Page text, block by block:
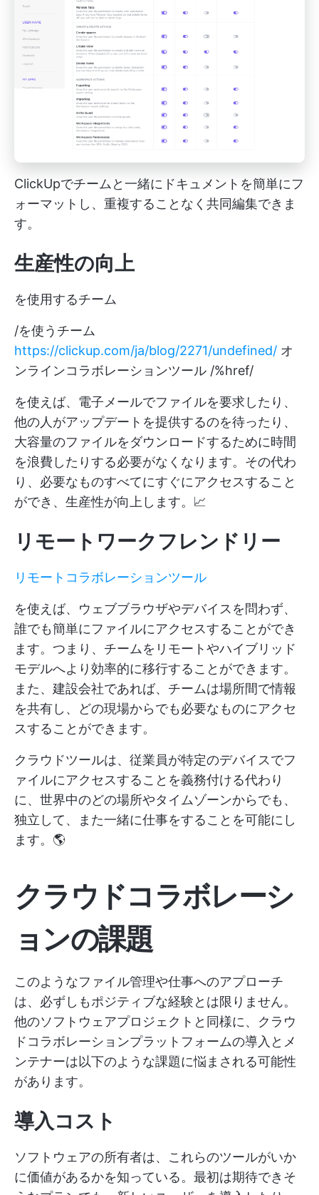
ClickUpでチームと一緒にドキュメントを簡単にフ
ォーマットし、重複することなく共同編集できま
す。
生産性の向上
を使用するチーム
/を使うチーム
https://clickup.com/ja/blog/2271/undefined/ オ
ンラインコラボレーションツール /%href/
を使えば、電子メールでファイルを要求したり、
他の人がアップデートを提供するのを待ったり、
大容量のファイルをダウンロードするために時間
を浪費したりする必要がなくなります。その代わ
り、必要なものすべてにすぐにアクセスすること
ができ、生産性が向上します。📈
リモートワークフレンドリー
リモートコラボレーションツール
を使えば、ウェブブラウザやデバイスを問わず、
誰でも簡単にファイルにアクセスすることができ
ます。つまり、チームをリモートやハイブリッド
モデルへより効率的に移行することができます。
また、建設会社であれば、チームは場所間で情報
を共有し、どの現場からでも必要なものにアクセ
スすることができます。
クラウドツールは、従業員が特定のデバイスでフ
ァイルにアクセスすることを義務付ける代わり
に、世界中のどの場所やタイムゾーンからでも、
独立して、また一緒に仕事をすることを可能にし
ます。🌎
クラウドコラボレーシ
ョンの課題
このようなファイル管理や仕事へのアプローチ
は、必ずしもポジティブな経験とは限りません。
他のソフトウェアプロジェクトと同様に、クラウ
ドコラボレーションプラットフォームの導入とメ
ンテナーは以下のような課題に悩まされる可能性
があります。
導入コスト
ソフトウェアの所有者は、これらのツールがいか
に価値があるかを知っている。最初は期待できそ